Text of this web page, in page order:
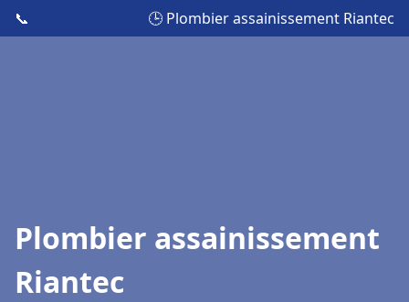
📞 🕒 Plombier assainissement Riantec
Plombier assainissement
Riantec